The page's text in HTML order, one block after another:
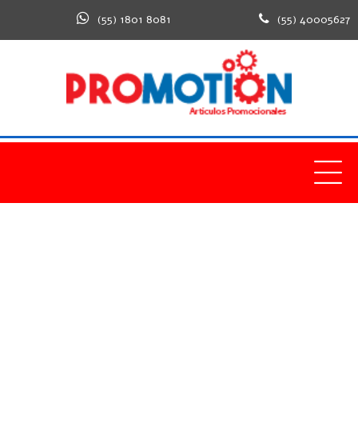
(55) 1801 8081 (55) 40005627